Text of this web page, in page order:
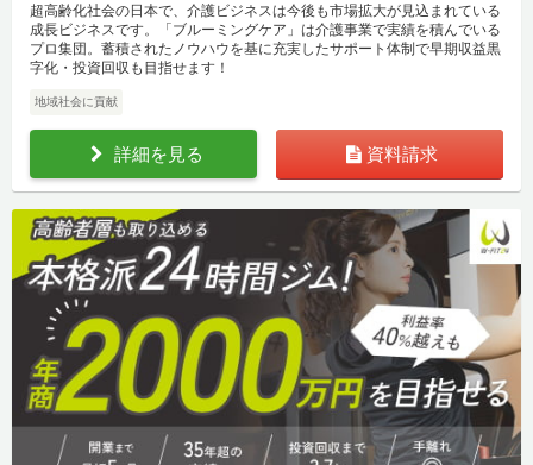
超高齢化社会の日本で、介護ビジネスは今後も市場拡大が見込まれている
成長ビジネスです。「ブルーミングケア」は介護事業で実績を積んでいる
プロ集団。蓄積されたノウハウを基に充実したサポート体制で早期収益黒
字化・投資回収も目指せます！
地域社会に貢献
詳細を見る 資料請求